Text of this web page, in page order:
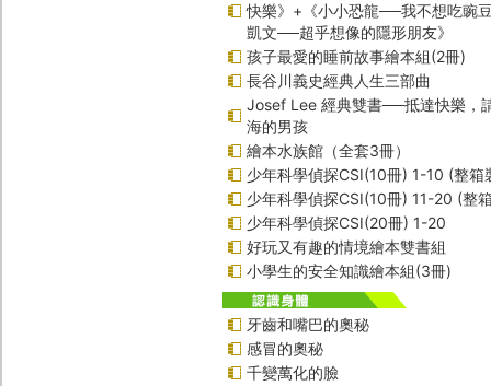
快樂》+《小小恐龍──我不想吃豌
凱文──超乎想像的隱形朋友》
孩子最愛的睡前故事繪本組(2冊)
長谷川義史經典人生三部曲
Josef Lee 經典雙書──抵達快樂，
海的男孩
繪本水族館（全套3冊）
少年科學偵探CSI(10冊) 1-10 (整箱
少年科學偵探CSI(10冊) 11-20 (整
少年科學偵探CSI(20冊) 1-20
好玩又有趣的情境繪本雙書組
小學生的安全知識繪本組(3冊)
牙齒和嘴巴的奧秘
感冒的奧秘
千變萬化的臉